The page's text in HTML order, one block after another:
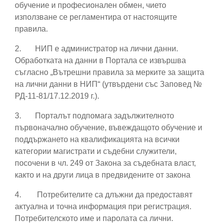
обучение и професионален обмен, чието
използване се регламентира от настоящите
правила.
2.
НИП е администратор на лични данни.
Обработката на данни в Портала се извършва
съгласно „Вътрешни правила за мерките за защита
на лични данни в НИП“ (утвърдени със Заповед №
РД-11-81/17.12.2019 г.).
3.
Порталът подпомага задължителното
първоначално обучение, въвеждащото обучение и
поддържането на квалификацията на всички
категории магистрати и съдебни служители,
посочени в чл. 249 от Закона за съдебната власт,
както и на други лица в предвидените от закона
4.
Потребителите са длъжни да предоставят
актуална и точна информация при регистрация.
Потребителското име и паролата са лични.